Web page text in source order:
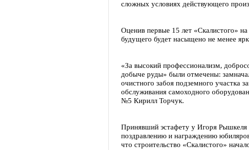
сложных условиях действующего
Оценив первые 15 лет «Скалистого»
будущего будет насыщено не менее
«За высокий профессионализм,
добыче руды» были отмечены:
очистного забоя подземного участка
обслуживания самоходного
№5 Кирилл Торчук.
Принявший эстафету у Игоря Рышкеля
поздравлению и награждению
что строительство «Скалистого»